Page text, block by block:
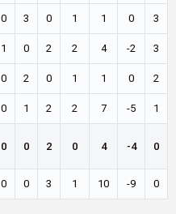
0 3 0 1 1 0 3
1 0 2 2 4 -2 3
0 2 0 1 1 0 2
0 1 2 2 7 -5 1
0 0 2 0 4 -4 0
0 0 3 1 10 -9 0